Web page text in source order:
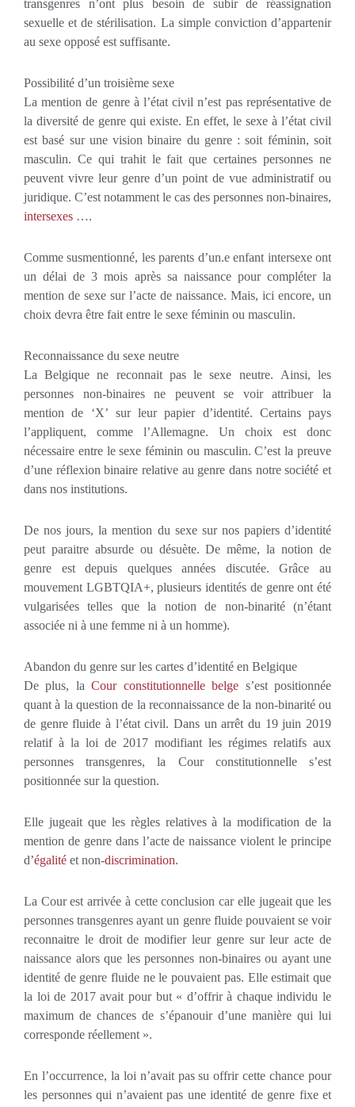
transgenres n’ont plus besoin de subir de réassignation
sexuelle et de stérilisation. La simple conviction d’appartenir
au sexe opposé est suffisante.
Possibilité d’un troisième sexe
La mention de genre à l’état civil n’est pas représentative de
la diversité de genre qui existe. En effet, le sexe à l’état civil
est basé sur une vision binaire du genre : soit féminin, soit
masculin. Ce qui trahit le fait que certaines personnes ne
peuvent vivre leur genre d’un point de vue administratif ou
juridique. C’est notamment le cas des personnes non-binaires,
intersexes ….
Comme susmentionné, les parents d’un.e enfant intersexe ont
un délai de 3 mois après sa naissance pour compléter la
mention de sexe sur l’acte de naissance. Mais, ici encore, un
choix devra être fait entre le sexe féminin ou masculin.
Reconnaissance du sexe neutre
La Belgique ne reconnait pas le sexe neutre. Ainsi, les
personnes non-binaires ne peuvent se voir attribuer la
mention de ‘X’ sur leur papier d’identité. Certains pays
l’appliquent, comme l’Allemagne. Un choix est donc
nécessaire entre le sexe féminin ou masculin. C’est la preuve
d’une réflexion binaire relative au genre dans notre société et
dans nos institutions.
De nos jours, la mention du sexe sur nos papiers d’identité
peut paraitre absurde ou désuète. De même, la notion de
genre est depuis quelques années discutée. Grâce au
mouvement LGBTQIA+, plusieurs identités de genre ont été
vulgarisées telles que la notion de non-binarité (n’étant
associée ni à une femme ni à un homme).
Abandon du genre sur les cartes d’identité en Belgique
De plus, la Cour constitutionnelle belge s’est positionnée
quant à la question de la reconnaissance de la non-binarité ou
de genre fluide à l’état civil. Dans un arrêt du 19 juin 2019
relatif à la loi de 2017 modifiant les régimes relatifs aux
personnes transgenres, la Cour constitutionnelle s’est
positionnée sur la question.
Elle jugeait que les règles relatives à la modification de la
mention de genre dans l’acte de naissance violent le principe
d’égalité et non-discrimination.
La Cour est arrivée à cette conclusion car elle jugeait que les
personnes transgenres ayant un genre fluide pouvaient se voir
reconnaitre le droit de modifier leur genre sur leur acte de
naissance alors que les personnes non-binaires ou ayant une
identité de genre fluide ne le pouvaient pas. Elle estimait que
la loi de 2017 avait pour but « d’offrir à chaque individu le
maximum de chances de s’épanouir d’une manière qui lui
corresponde réellement ».
En l’occurrence, la loi n’avait pas su offrir cette chance pour
les personnes qui n’avaient pas une identité de genre fixe et